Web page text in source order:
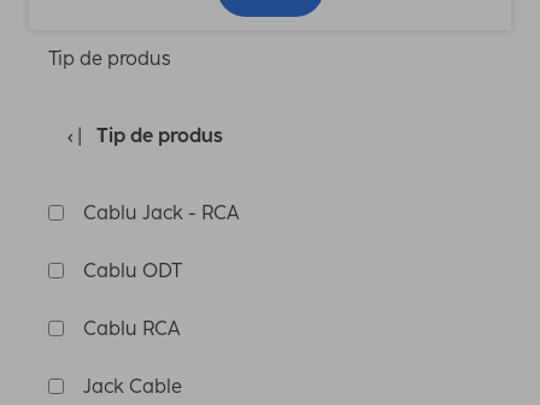
Tip de produs
Tip de produs
Cablu Jack - RCA
Cablu ODT
Cablu RCA
Jack Cable